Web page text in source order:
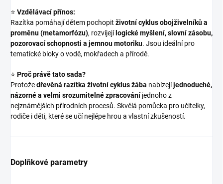
⭐ Vzdělávací přínos:
Razítka pomáhají dětem pochopit životní cyklus obojživelníků a
proměnu (metamorfózu), rozvíjejí logické myšlení, slovní zásobu,
pozorovací schopnosti a jemnou motoriku. Jsou ideální pro
tematické bloky o vodě, mokřadech a přírodě.
⭐ Proč právě tato sada?
Protožedřevěná razítka životní cyklus žába nabízejíjednoduché,
názorné a velmi srozumitelné zpracováníjednoho z
nejznámějších přírodních procesů. Skvělá pomůcka pro učitelky,
rodiče i děti, které se učí nejlépe hrou a vlastní zkušeností.
Doplňkové parametry